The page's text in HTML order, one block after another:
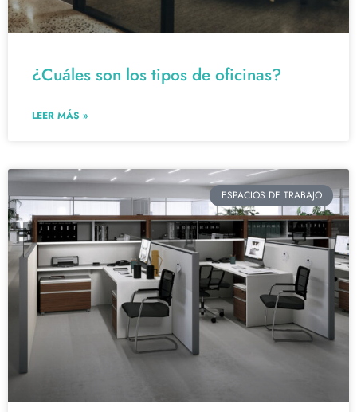
¿Cuáles son los tipos de oficinas?
LEER MÁS »
ESPACIOS DE TRABAJO